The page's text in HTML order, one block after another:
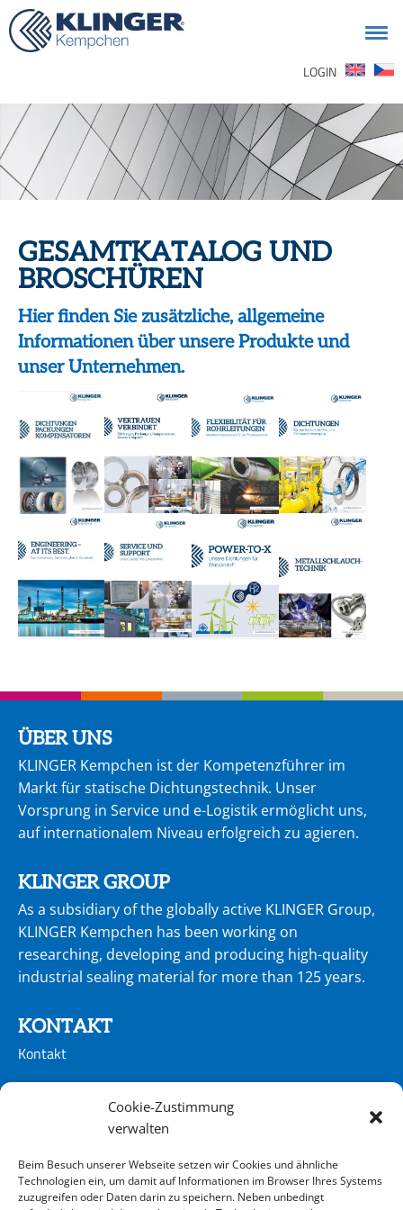
Cookie-Zustimmung
verwalten
Beim Besuch unserer Webseite setzen wir Cookies und ähnliche
Technologien ein, um damit auf Informationen im Browser Ihres Systems
zuzugreifen oder Daten darin zu speichern. Neben unbedingt
LOGIN
GESAMTKATALOG UND
BROSCHÜREN
Hier finden Sie zusätzliche, allgemeine
Informationen über unsere Produkte und
unser Unternehmen.
ÜBER UNS
KLINGER Kempchen ist der Kompetenzführer im
Markt für statische Dichtungstechnik. Unser
Vorsprung in Service und e-Logistik ermöglicht uns,
auf internationalem Niveau erfolgreich zu agie­ren.
KLINGER GROUP
As a subsidiary of the globally active KLINGER Group,
KLINGER Kempchen has been working on
researching, developing and producing high-quality
industrial sealing material for more than 125 years.
KONTAKT
Kontakt
CONTACT
ADRESSE
KLINGER Kempchen GmbH